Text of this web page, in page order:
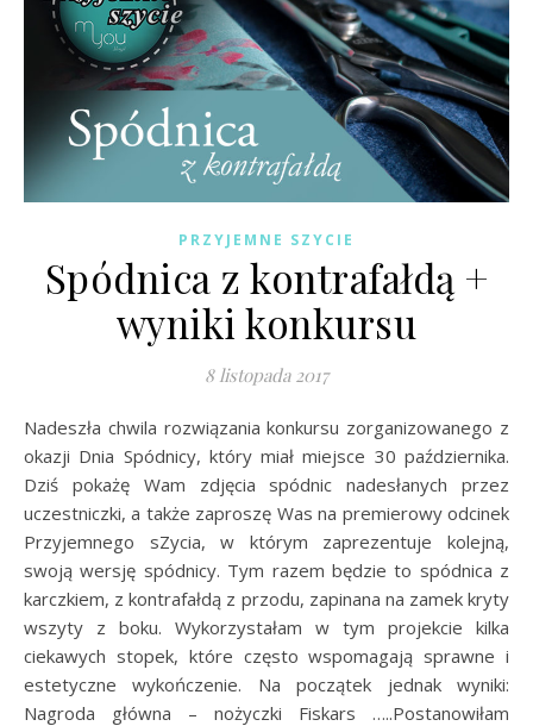
PRZYJEMNE SZYCIE
Spódnica z kontrafałdą +
wyniki konkursu
8 listopada 2017
Nadeszła chwila rozwiązania konkursu zorganizowanego z
okazji Dnia Spódnicy, który miał miejsce 30 października.
Dziś pokażę Wam zdjęcia spódnic nadesłanych przez
uczestniczki, a także zaproszę Was na premierowy odcinek
Przyjemnego sZycia, w którym zaprezentuje kolejną,
swoją wersję spódnicy. Tym razem będzie to spódnica z
karczkiem, z kontrafałdą z przodu, zapinana na zamek kryty
wszyty z boku. Wykorzystałam w tym projekcie kilka
ciekawych stopek, które często wspomagają sprawne i
estetyczne wykończenie. Na początek jednak wyniki:
Nagroda główna – nożyczki Fiskars …..Postanowiłam